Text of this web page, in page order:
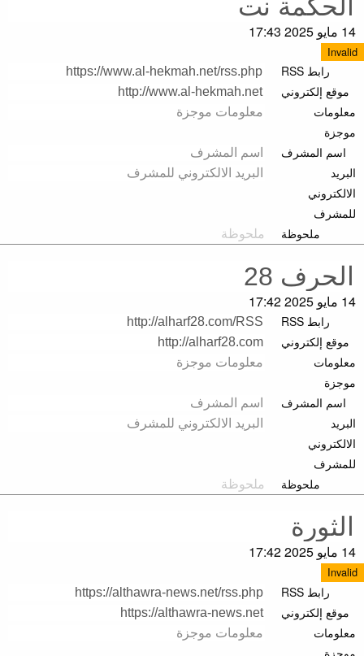
14 مايو 2025 17:43
Invalid
رابط RSS
موقع إلكتروني
معلومات
موجزة
اسم المشرف
البريد
الالكتروني
للمشرف
ملحوظة
14 مايو 2025 17:42
رابط RSS
موقع إلكتروني
معلومات
موجزة
اسم المشرف
البريد
الالكتروني
للمشرف
ملحوظة
14 مايو 2025 17:42
Invalid
رابط RSS
موقع إلكتروني
معلومات
موجزة